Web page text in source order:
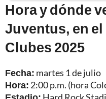
Hora y dónde
Juventus, en
Clubes 2025
Fecha: martes 1 de julio
Hora: 2:00 p.m. (hora